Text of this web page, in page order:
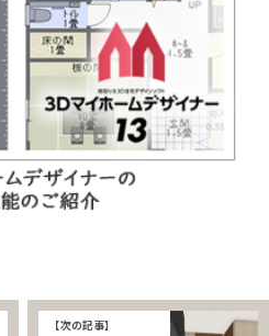
【次の記事】